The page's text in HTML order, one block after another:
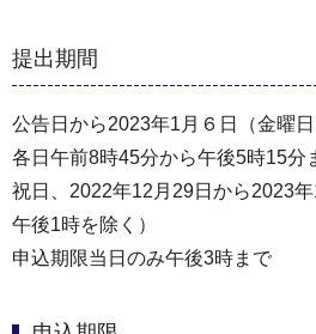
提出期間
公告日から2023年1月６日（金曜
各日午前8時45分から午後5時15分
祝⽇、2022年12⽉29⽇から2023
午後1時を除く）
申込期限当日のみ午後3時まで